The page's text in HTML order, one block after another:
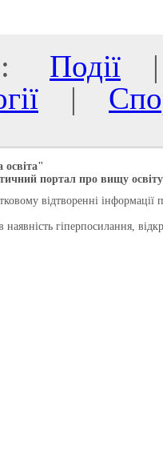
Події
|
портал про вищу
відтворенні інформації
наявність гіперпосилання,